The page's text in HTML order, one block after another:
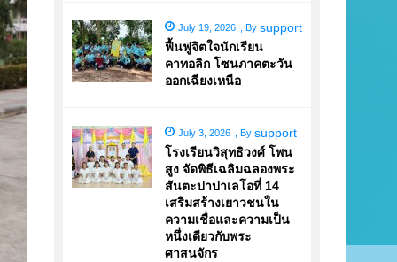
July 19, 2026 By support
ฟื้นฟูจิตใจนักเรียน
คาทอลิก โซนภาคตะวัน
ออกเฉียงเหนือ
July 3, 2026 By support
โรงเรียนวิสุทธิวงศ์ โพน
สูง จัดพิธีเฉลิมฉลองพระ
สันตะปาปาเลโอที่ 14
เสริมสร้างเยาวชนใน
ความเชื่อและความเป็น
หนึ่งเดียวกับพระ
ศาสนจักร